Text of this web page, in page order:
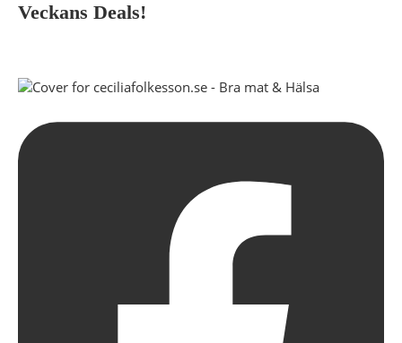
Veckans Deals!